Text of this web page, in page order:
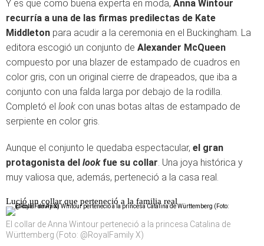
Y es que como buena experta en moda, Anna Wintour
recurría a una de las firmas predilectas de Kate
Middleton para acudir a la ceremonia en el Buckingham. La
editora escogió un conjunto de Alexander McQueen
compuesto por una blazer de estampado de cuadros en
color gris, con un original cierre de drapeados, que iba a
conjunto con una falda larga por debajo de la rodilla.
Completó el look con unas botas altas de estampado de
serpiente en color gris.
Aunque el conjunto le quedaba espectacular, el gran
protagonista del lookfue su collar. Una joya histórica y
muy valiosa que, además, perteneció a la casa real.
Lució un collar que perteneció a la familia real
El collar de Anna Wintour perteneció a la princesa Catalina de
Württemberg (Foto: @RoyalFamily X)